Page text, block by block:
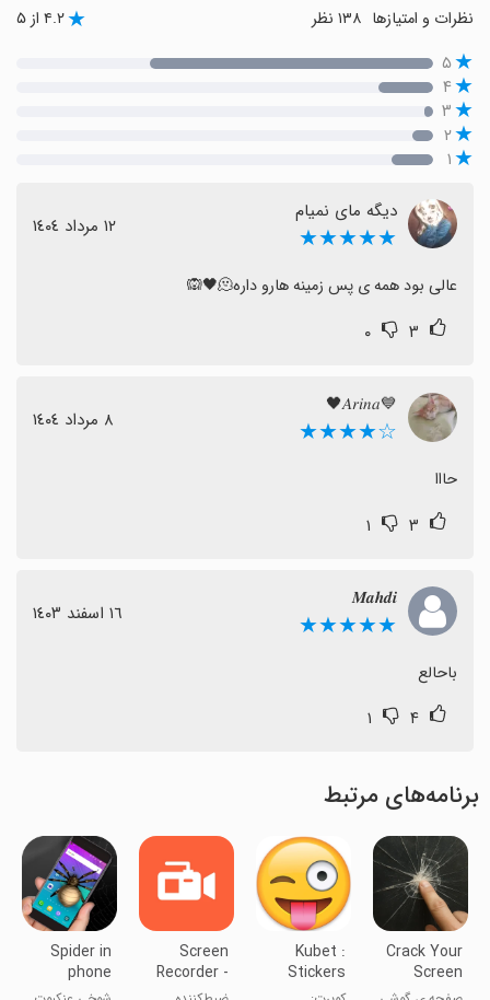
نظرات و امتیازها ۴.۲ از ۵
۵
۴
۳
۲
۱
دیگه مای نمیام
★★★★★ ١٢ مرداد ١٤٠٤
عالی بود همه ی پس زمینه هارو داره🫠🖤🙉
۳ ۰
💙𝐴𝑟𝑖𝑛𝑎🖤
☆★★★★ ٨ مرداد ١٤٠٤
حااا
۳ ۱
𝑴𝒂𝒉𝒅𝒊
★★★★★ ١٦ اسفند ١٤٠٣
باحالع
۴ ۱
برنامه‌های مرتبط
Crack Your
Screen
Kubet :
Stickers
Emoji
Screen
Recorder -
AZ
Spider in
phone
prank